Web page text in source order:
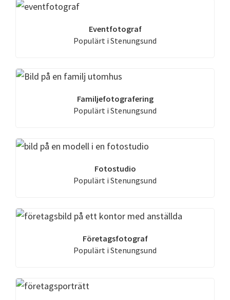
Eventfotograf
Populärt i Stenungsund
Familjefotografering
Populärt i Stenungsund
Fotostudio
Populärt i Stenungsund
Företagsfotograf
Populärt i Stenungsund